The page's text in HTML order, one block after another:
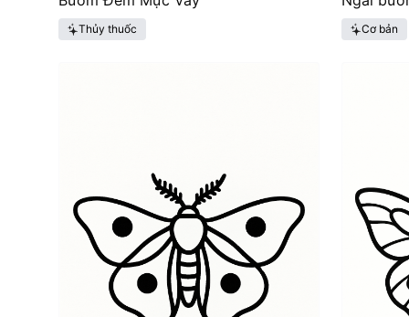
Thủy thuốc Cơ bản